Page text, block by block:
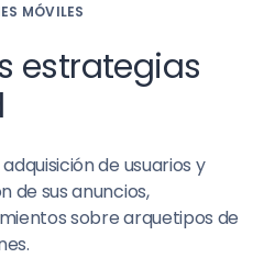
MÓVILES
estrategias
de usuarios y
de sus anuncios,
sobre arquetipos de